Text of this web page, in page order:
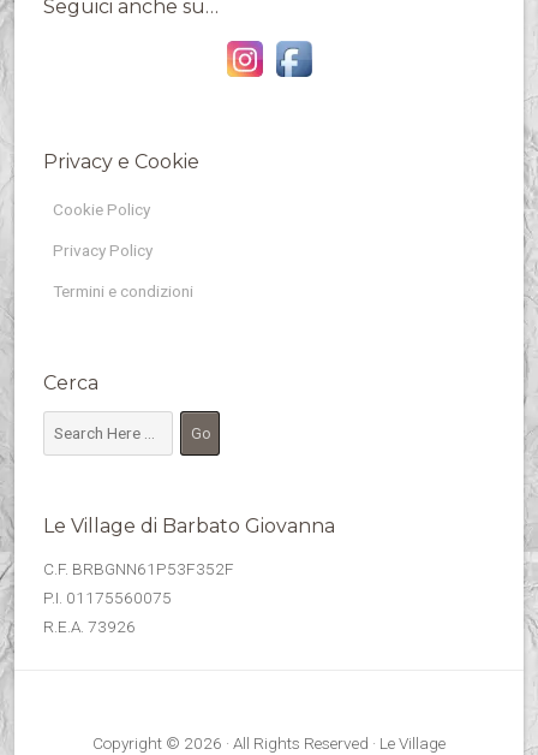
Seguici anche su…
Privacy e Cookie
Cookie Policy
Privacy Policy
Termini e condizioni
Cerca
Le Village di Barbato Giovanna
C.F. BRBGNN61P53F352F
P.I. 01175560075
R.E.A. 73926
Copyright © 2026 · All Rights Reserved · Le Village